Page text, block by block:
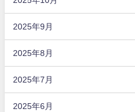
2025年9月
2025年8月
2025年7月
2025年6月